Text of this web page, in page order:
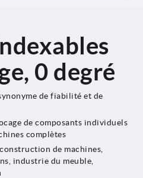
0 degré
de fiabilité et de
de composants individuels
complètes
de machines,
industrie du meuble,